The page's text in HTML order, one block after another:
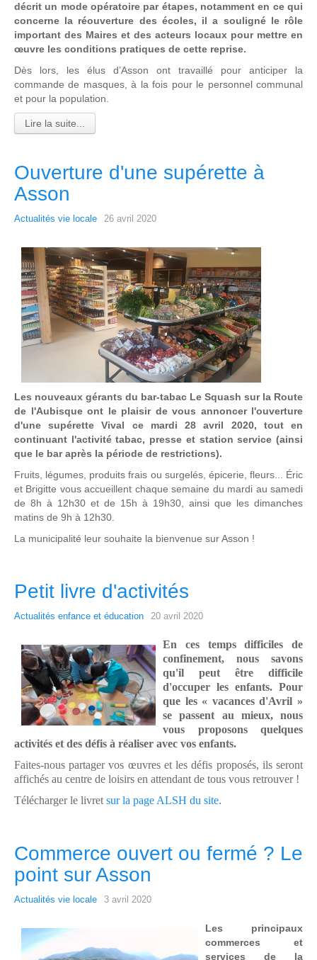
décrit un mode opératoire par étapes, notamment en ce qui
concerne la réouverture des écoles, il a souligné le rôle
important des Maires et des acteurs locaux pour mettre en
œuvre les conditions pratiques de cette reprise.
Dès lors, les élus d’Asson ont travaillé pour anticiper la
commande de masques, à la fois pour le personnel communal
et pour la population.
Lire la suite...
Ouverture d'une supérette à
Asson
Actualités vie locale 26 avril 2020
Les nouveaux gérants du bar-tabac Le Squash sur la Route
de l'Aubisque ont le plaisir de vous annoncer l'ouverture
d'une supérette Vival ce mardi 28 avril 2020, tout en
continuant l'activité tabac, presse et station service (ainsi
que le bar après la période de restrictions).
Fruits, légumes, produits frais ou surgelés, épicerie, fleurs... Éric
et Brigitte vous accueillent chaque semaine du mardi au samedi
de 8h à 12h30 et de 15h à 19h30, ainsi que les dimanches
matins de 9h à 12h30.
La municipalité leur souhaite la bienvenue sur Asson !
Petit livre d'activités
Actualités enfance et éducation 20 avril 2020
En ces temps difficiles de
confinement, nous savons
qu'il peut être difficile
d'occuper les enfants. Pour
que les « vacances d'Avril»
se passent au mieux, nous
vous proposons quelques
activités et des défis à réaliser avec vos enfants.
Faites-nous partager vos œuvres et les défis proposés, ils seront
affichés au centre de loisirs en attendant de tous vous retrouver !
Télécharger le livret sur la page ALSH du site.
Commerce ouvert ou fermé ? Le
point sur Asson
Actualités vie locale 3 avril 2020
Les principaux
commerces et
services de la